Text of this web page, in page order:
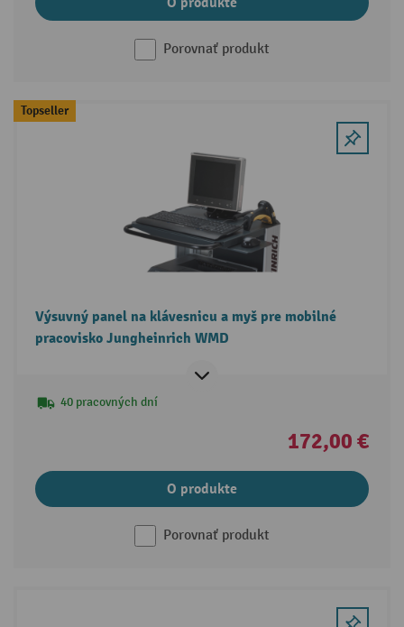
Porovnať produkt
Topseller
Výsuvný panel na klávesnicu a myš pre mobilné
pracovisko Jungheinrich WMD
40 pracovných dní
172,00 €
O produkte
Porovnať produkt